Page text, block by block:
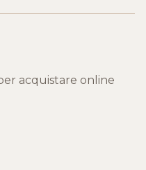
acquistare online